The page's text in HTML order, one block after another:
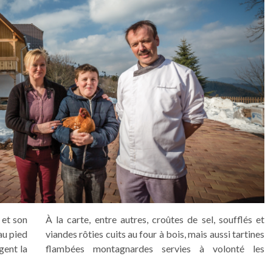
et son
pied
la
À la carte, entre autres, croûtes de sel, soufflés et
viandes rôties cuits au four à bois, mais aussi tartines
flambées montagnardes servies à volonté les